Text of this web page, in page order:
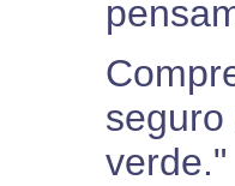
verde."